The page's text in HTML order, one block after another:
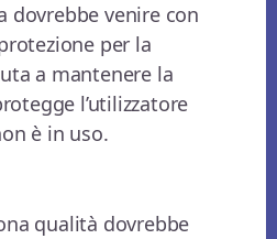
dovrebbe venire con
per la
a mantenere la
l’utilizzatore
è in uso.
qualità dovrebbe